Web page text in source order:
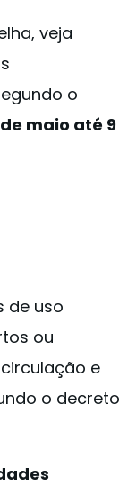
veja
o
maio até 9
de uso
ou
e
o decreto